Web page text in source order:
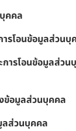
คคล
ารโอนข้อมูลส่วนบุ
การโอนข้อมูลส่ว
ข้อมูลส่วนบุคคล
ลส่วนบุคคล